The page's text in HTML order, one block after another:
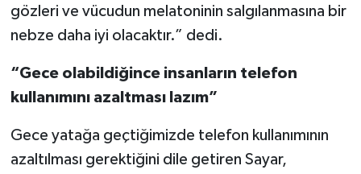
gözleri ve vücudun melatoninin salgılanmasına bir
nebze daha iyi olacaktır.” dedi.
“Gece olabildiğince insanların telefon
kullanımını azaltması lazım”
Gece yatağa geçtiğimizde telefon kullanımının
azaltılması gerektiğini dile getiren Sayar,